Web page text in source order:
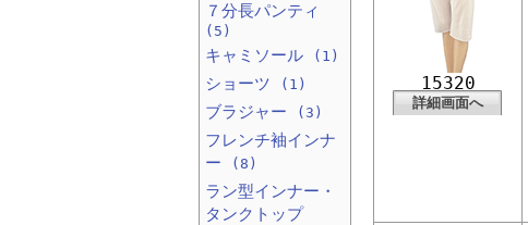
15320
詳細画面へ
７分長パンティ
(5)
キャミソール (1)
ショーツ (1)
ブラジャー (3)
フレンチ袖インナ
ー
(8)
ラン型インナー・
タンクトップ